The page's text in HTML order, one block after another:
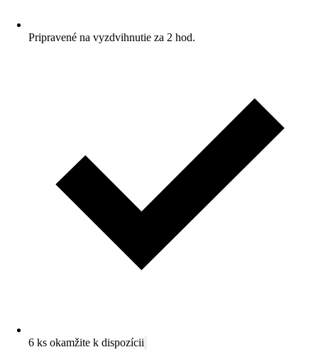
Pripravené na vyzdvihnutie za 2 hod.
6 ks okamžite k dispozícii